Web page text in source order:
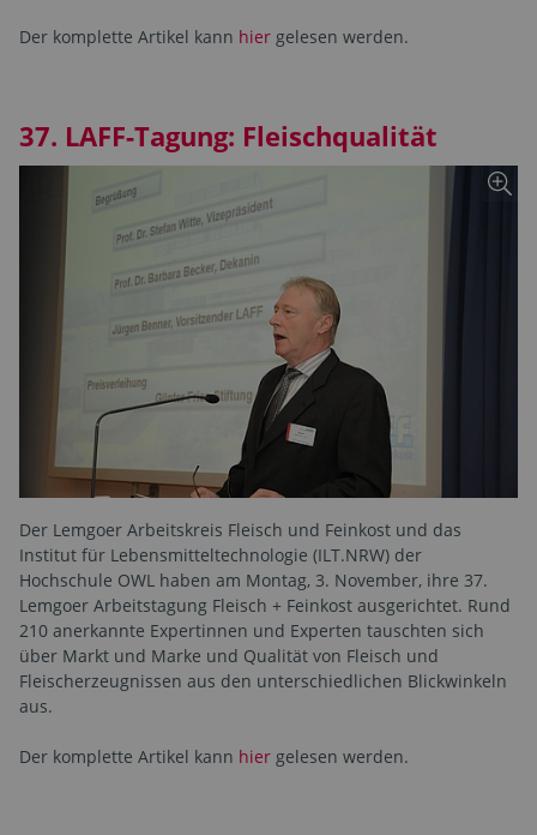
Der komplette Artikel kann hier gelesen werden.
37. LAFF-Tagung: Fleischqualität
Der Lemgoer Arbeitskreis Fleisch und Feinkost und das
Institut für Lebensmitteltechnologie (ILT.NRW) der
Hochschule OWL haben am Montag, 3. November, ihre 37.
Lemgoer Arbeitstagung Fleisch + Feinkost ausgerichtet. Rund
210 anerkannte Expertinnen und Experten tauschten sich
über Markt und Marke und Qualität von Fleisch und
Fleischerzeugnissen aus den unterschiedlichen Blickwinkeln
aus.
Der komplette Artikel kann hier gelesen werden.